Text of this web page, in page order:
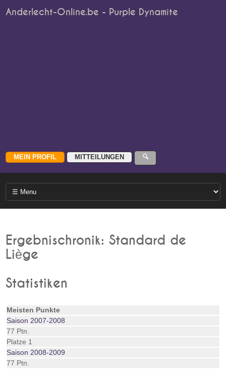
Anderlecht-Online.be - Purple Dynamite
Ergebnischronik: Standard de
Liège
Statistiken
Meisten Punkte
Saison 2007-2008
77 Ptn.
Platze 1
Saison 2008-2009
77 Ptn.